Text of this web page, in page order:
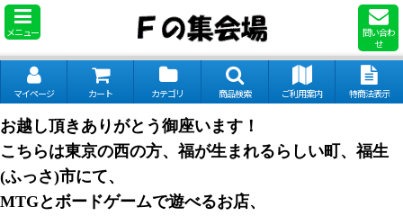
メニュー
問い合わ
せ
マイページ カート カテゴリ 商品検索 ご利用案内 特商法表示
お越し頂きありがとう御座います！
こちらは東京の西の方、福が生まれるらしい町、福生
(ふっさ)市にて、
MTGとボードゲームで遊べるお店、